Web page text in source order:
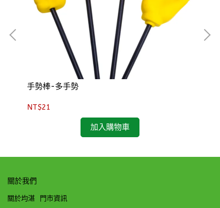
手勢棒-多手勢
NT$21
加入購物車
關於我們
關於均湛 門市資訊